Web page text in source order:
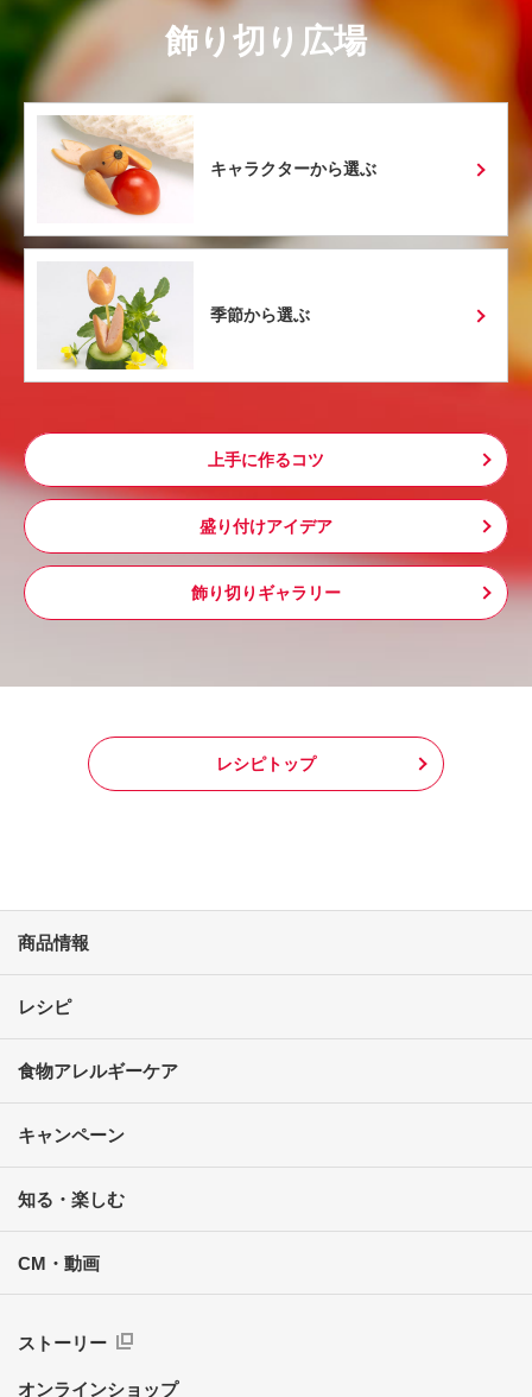
飾り切り広場
キャラクターから選ぶ
季節から選ぶ
上手に作るコツ
盛り付けアイデア
飾り切りギャラリー
レシピトップ
商品情報
レシピ
食物アレルギーケア
キャンペーン
知る・楽しむ
CM・動画
ストーリー
オンラインショップ